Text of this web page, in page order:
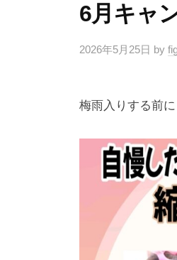
6月キャ
2026年5月25日 by
梅雨入りする前